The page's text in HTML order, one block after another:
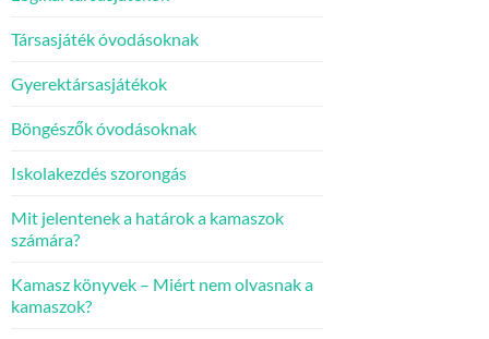
Társasjáték óvodásoknak
Gyerektársasjátékok
Böngészők óvodásoknak
Iskolakezdés szorongás
Mit jelentenek a határok a kamaszok
számára?
Kamasz könyvek – Miért nem olvasnak a
kamaszok?